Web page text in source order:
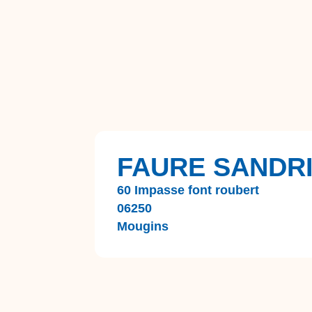
FAURE
60 Impasse font roubert
06250
Mougins